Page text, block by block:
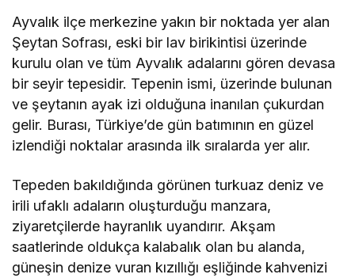
Ayvalık ilçe merkezine yakın bir noktada yer alan
Şeytan Sofrası, eski bir lav birikintisi üzerinde
kurulu olan ve tüm Ayvalık adalarını gören devasa
bir seyir tepesidir. Tepenin ismi, üzerinde bulunan
ve şeytanın ayak izi olduğuna inanılan çukurdan
gelir. Burası, Türkiye’de gün batımının en güzel
izlendiği noktalar arasında ilk sıralarda yer alır.
Tepeden bakıldığında görünen turkuaz deniz ve
irili ufaklı adaların oluşturduğu manzara,
ziyaretçilerde hayranlık uyandırır. Akşam
saatlerinde oldukça kalabalık olan bu alanda,
güneşin denize vuran kızıllığı eşliğinde kahvenizi